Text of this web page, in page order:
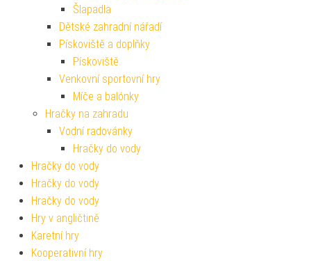
Šlapadla
Dětské zahradní nářadí
Pískoviště a doplňky
Pískoviště
Venkovní sportovní hry
Míče a balónky
Hračky na zahradu
Vodní radovánky
Hračky do vody
Hračky do vody
Hračky do vody
Hračky do vody
Hry v angličtině
Karetní hry
Kooperativní hry